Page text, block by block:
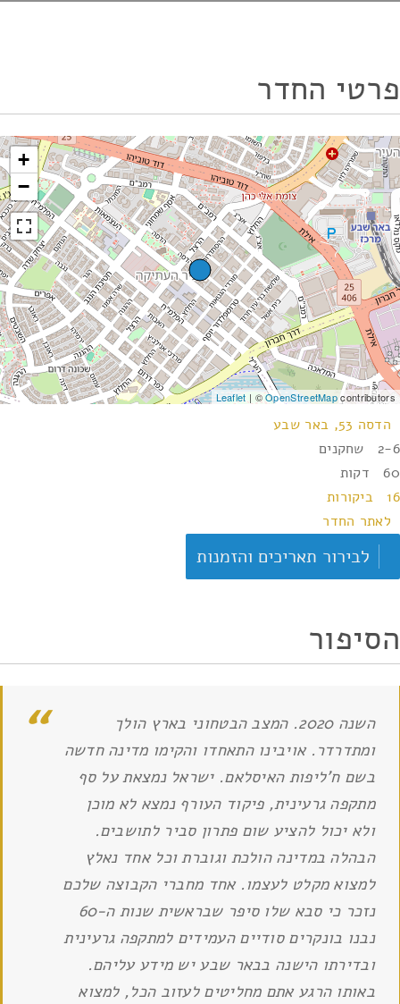
פרטי החדר
+
−
Leaflet | ©OpenStreetMapcontributors
הדסה 53, באר שבע
2-6 שחקנים
60 דקות
16 ביקורות
לאתר החדר
לבירור תאריכים והזמנות
הסיפור
השנה 2020. המצב הבטחוני בארץ הולך
ומתדרדר. אויבינו התאחדו והקימו מדינה חדשה
בשם ח'ליפות האיסלאם. ישראל נמצאת על סף
מתקפה גרעינית, פיקוד העורף נמצא לא מוכן
ולא יכול להציע שום פתרון סביר לתושבים.
הבהלה במדינה הולכת וגוברת וכל אחד נאלץ
למצוא מקלט לעצמו. אחד מחברי הקבוצה שלכם
נזכר כי סבא שלו סיפר שבראשית שנות ה-60
נבנו בונקרים סודיים העמידים למתקפה גרעינית
ובדירתו הישנה בבאר שבע יש מידע עליהם.
באותו הרגע אתם מחליטים לעזוב הכל, למצוא